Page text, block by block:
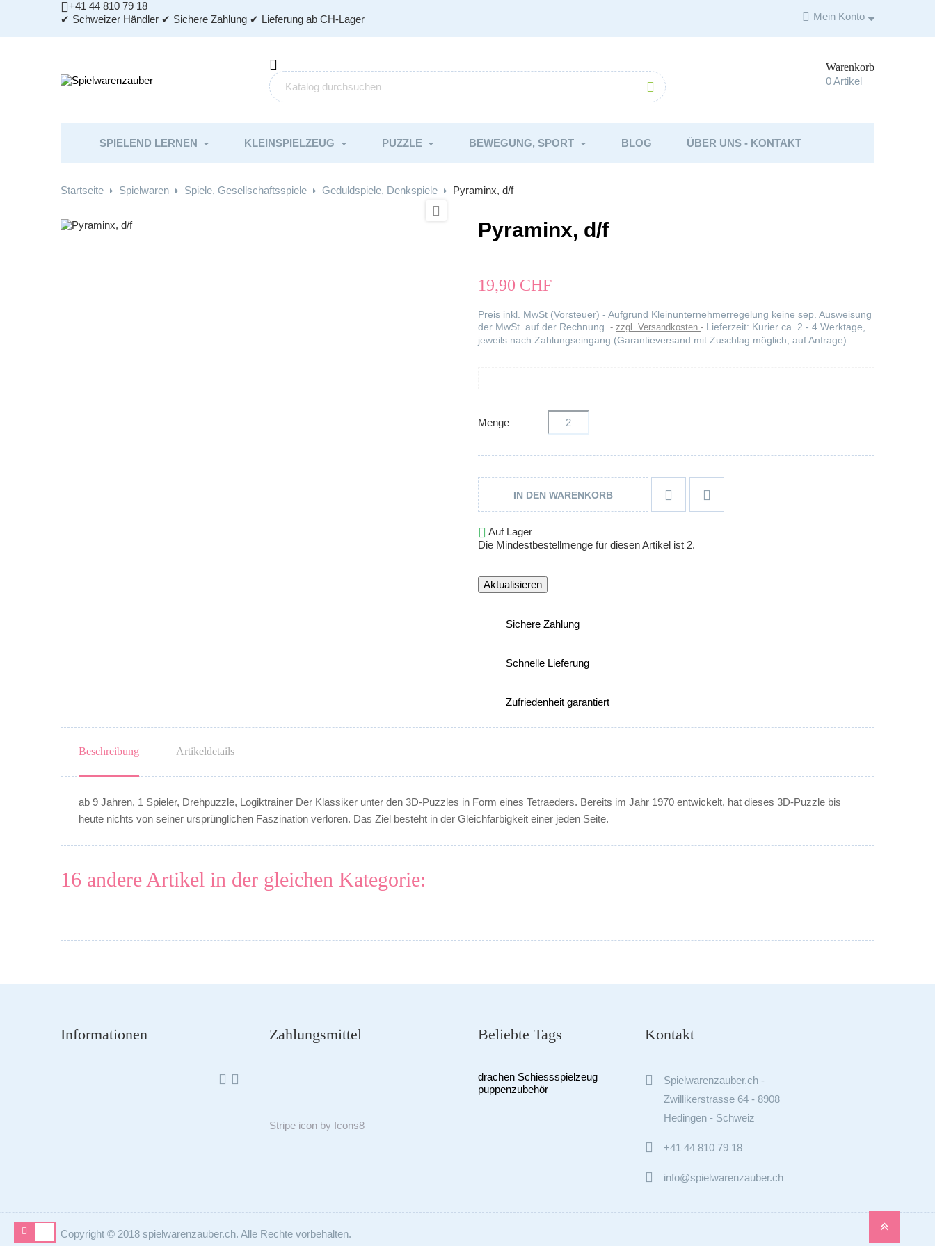
+41 44 810 79 18
✔ Schweizer Händler ✔ Sichere Zahlung ✔ Lieferung ab CH-Lager
 Mein Konto
Warenkorb
0Artikel


SPIELEND LERNEN KLEINSPIELZEUG PUZZLE BEWEGUNG, SPORT BLOG ÜBER UNS - KONTAKT
Startseite Spielwaren Spiele, Gesellschaftsspiele Geduldspiele, Denkspiele Pyraminx, d/f

Pyraminx, d/f
19,90 CHF
Preis inkl. MwSt (Vorsteuer) - Aufgrund Kleinunternehmerregelung keine sep. Ausweisung
der MwSt. auf der Rechnung.
zzgl. Versandkosten
Lieferzeit: Kurier ca. 2 - 4 Werktage,
jeweils nach Zahlungseingang (Garantieversand mit Zuschlag möglich, auf Anfrage)
Menge
IN DEN WARENKORB  
 Auf Lager
Die Mindestbestellmenge für diesen Artikel ist 2.
Sichere Zahlung
Schnelle Lieferung
Zufriedenheit garantiert
Beschreibung Artikeldetails
ab 9 Jahren, 1 Spieler, Drehpuzzle, Logiktrainer Der Klassiker unter den 3D-Puzzles in Form eines Tetraeders. Bereits im Jahr 1970 entwickelt, hat dieses 3D-Puzzle bis
heute nichts von seiner ursprünglichen Faszination verloren. Das Ziel besteht in der Gleichfarbigkeit einer jeden Seite.
16 andere Artikel in der gleichen Kategorie:
Informationen
 
Zahlungsmittel
Stripe icon by Icons8
Beliebte Tags
drachen Schiessspielzeug
puppenzubehör
Kontakt

Spielwarenzauber.ch -
Zwillikerstrasse 64 - 8908
Hedingen - Schweiz
 +41 44 810 79 18
 info@spielwarenzauber.ch
Copyright © 2018 spielwarenzauber.ch. Alle Rechte vorbehalten.